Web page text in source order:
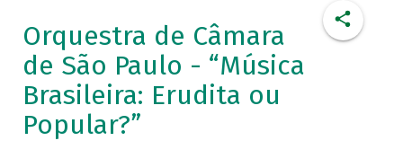
Orquestra de Câmara
de São Paulo - “Música
Brasileira: Erudita ou
Popular?”